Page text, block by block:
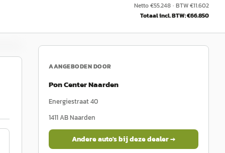
Netto €55.248 · BTW €11.602
Totaal incl. BTW: €66.850
AANGEBODEN DOOR
Pon Center Naarden
Energiestraat 40
1411 ABNaarden
Andere auto's bij deze dealer →